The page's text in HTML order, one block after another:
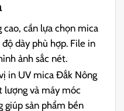
cần lựa chọn mica
dày phù hợp. File in
ảnh sắc nét.
in UV mica Đắk Nông
lượng và máy móc
giúp sản phẩm bền